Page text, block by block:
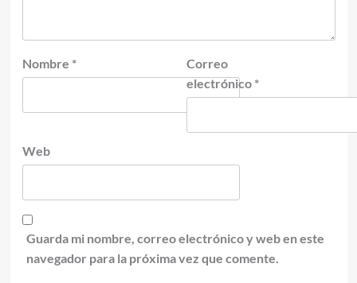
Nombre *
Correo
electrónico *
Web
Guarda mi nombre, correo electrónico y web en este
navegador para la próxima vez que comente.